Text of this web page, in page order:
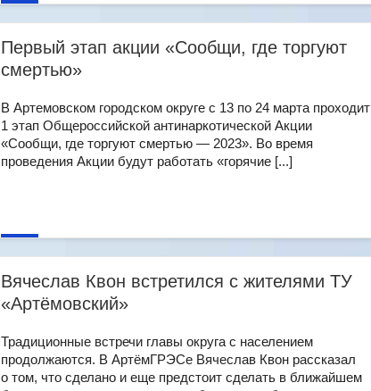
Первый этап акции «Сообщи, где торгуют
смертью»
В Артемовском городском округе с 13 по 24 марта проходит
1 этап Общероссийской антинаркотической Акции
«Сообщи, где торгуют смертью — 2023». Во время
проведения Акции будут работать «горячие [...]
Вячеслав Квон встретился с жителями ТУ
«Артёмовский»
Традиционные встречи главы округа с населением
продолжаются. В АртёмГРЭСе Вячеслав Квон рассказал
о том, что сделано и еще предстоит сделать в ближайшем